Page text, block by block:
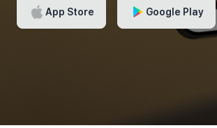
App Store Google Play